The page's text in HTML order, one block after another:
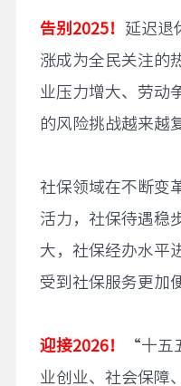
告别2025！ 延迟退
涨成为全民关注的
业压力增大、劳动
的风险挑战越来越
社保领域在不断变
活力，社保待遇稳
大，社保经办水平
受到社保服务更加
迎接2026！
“十五
业创业、社会保障